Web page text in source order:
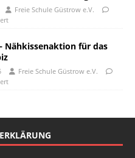
Freie Schule Güstrow e.V.
Nähkissenaktion für das
Freie Schule Güstrow e.V.